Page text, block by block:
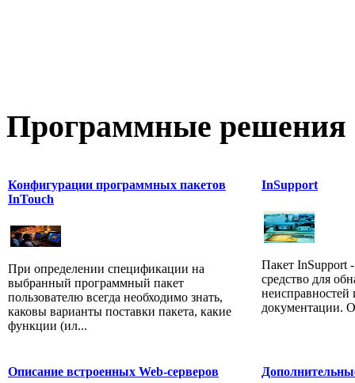
Программные решения
Конфигурации программных пакетов
InTouch
При определении спецификации на
выбранный программный пакет
пользователю всегда необходимо знать,
каковы варианты поставки пакета, какие
функции (ил...
InSupport
Пакет InSupport
средство для
неисправностей
документации.
Описание встроенных Web-серверов